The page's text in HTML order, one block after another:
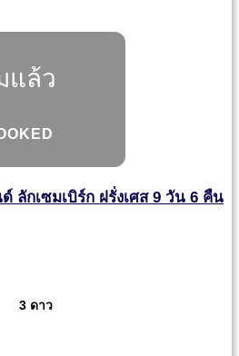
แล้ว
ลักเซมเบิร์ก ฝรั่งเศส 9 วัน 6 คืน
3 ดาว